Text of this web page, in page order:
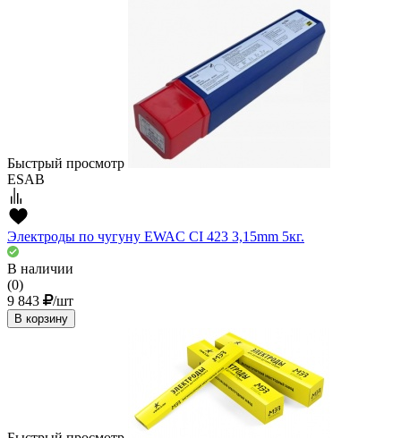
Быстрый просмотр
ESAB
Электроды по чугуну EWAC CI 423 3,15mm 5кг.
В наличии
(0)
9 843
/шт
В корзину